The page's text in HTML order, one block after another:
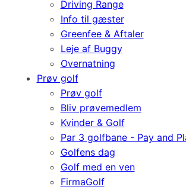
Driving Range
Info til gæster
Greenfee & Aftaler
Leje af Buggy
Overnatning
Prøv golf
Prøv golf
Bliv prøvemedlem
Kvinder & Golf
Par 3 golfbane - Pay and
Golfens dag
Golf med en ven
FirmaGolf